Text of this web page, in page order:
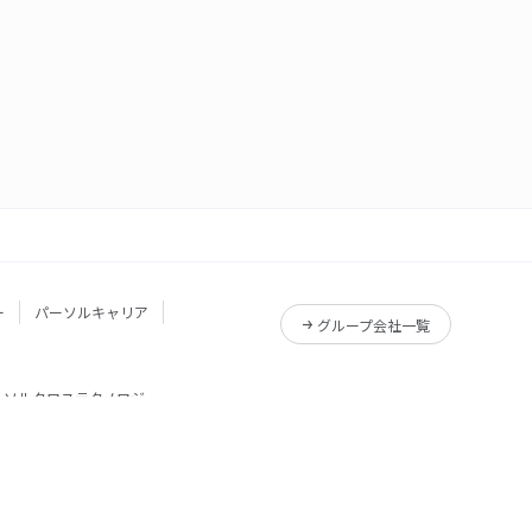
パーソルキャリア
グループ会社一覧
ソルクロステクノロジー